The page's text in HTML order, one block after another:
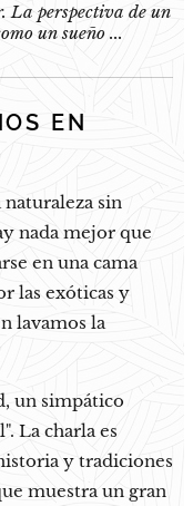
La perspectiva de un
un sueño ...
EN
sin
nada mejor que
en una cama
las exóticas y
lavamos la
un simpático
La charla es
y tradiciones
muestra un gran